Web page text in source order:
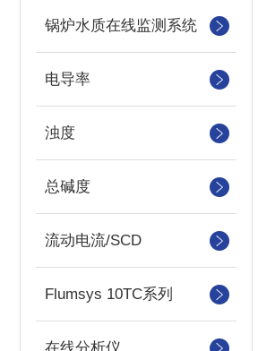
锅炉水质在线监测系统
电导率
浊度
总碱度
流动电流/SCD
Flumsys 10TC系列